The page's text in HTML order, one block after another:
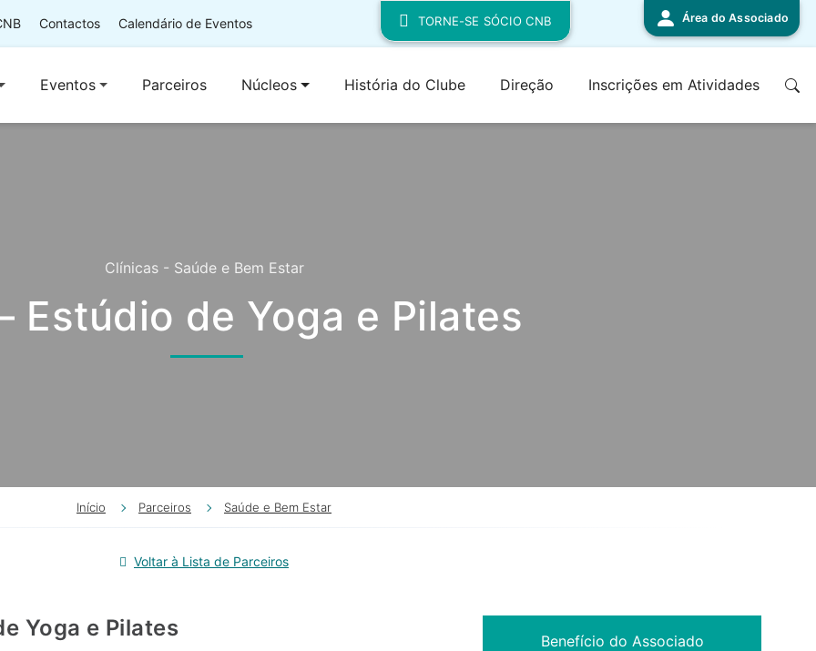
Contactos Calendário de Eventos Área do Associado
Eventos Parceiros Núcleos História do Clube Direção Inscrições em Atividades
TORNE-SE SÓCIO CNB
Clínicas - Saúde e Bem Estar
Estúdio de Yoga e Pilates
Início Parceiros Saúde e Bem Estar
Voltar à Lista de Parceiros
Yoga e Pilates Benefício do Associado